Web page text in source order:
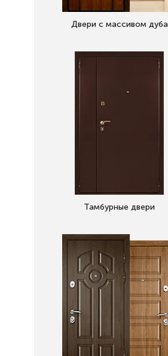
Двери с массивом дуба
Тамбурные двери